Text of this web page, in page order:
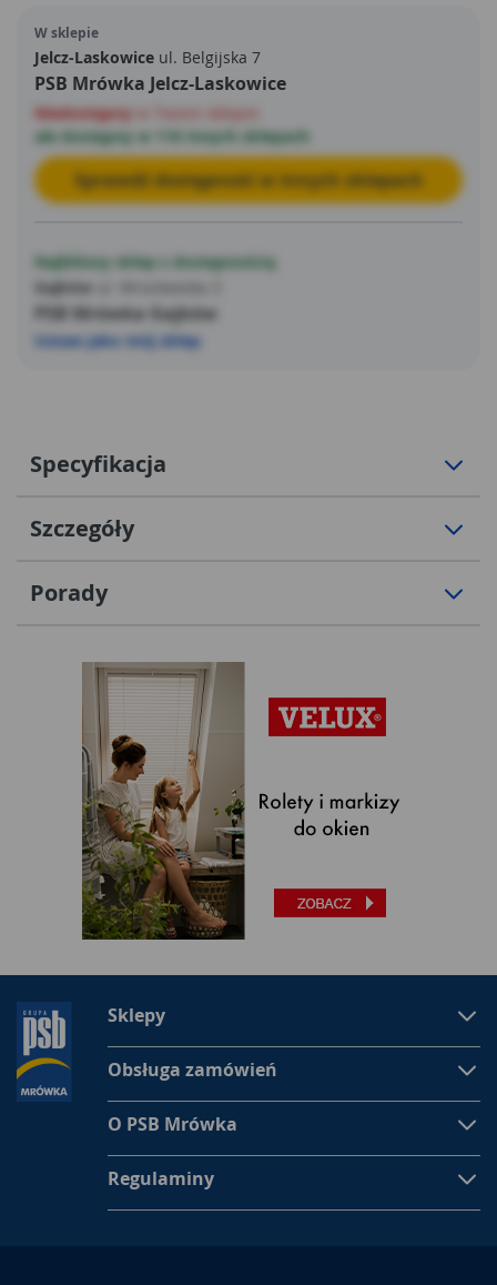
kolan, kieszenie monterskie, kieszenie boczne oraz dół
spodni materiałem (300D poliester) odpornym na
przetarcia. Modny i ciekawy design. Wszywka
identyfikacyjna. NORMA: EN ISO 13688.
W sklepie
Jelcz-Laskowice ul. Belgijska 7
PSB Mrówka Jelcz-Laskowice
Niedostępny
ale dostępny w 116 innych sklepach
Sprawdź dostępność w innych sklepach
Najbliższy sklep z dostępnością
Gajków
PSB Mrówka Gajków
Ustaw jako mój sklep
Specyfikacja
Szczegóły
Porady
Sklepy
Obsługa zamówień
O PSB Mrówka
Regulaminy